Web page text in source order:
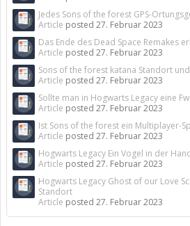
Jedes Sons of the forest GPS-
Article posted 27. Februar 2023
Das Ende des Dead Space Remakes
Article posted 27. Februar 2023
Sons of the forest katana Standort
Article posted 27. Februar 2023
Sollte man in Hogwarts Legacy eine
Article posted 27. Februar 2023
Ist Sons of the forest ein Multiplayer-
Article posted 27. Februar 2023
Hogwarts Legacy Ein Vogel in der
Article posted 27. Februar 2023
Hogwarts Legacy Ghost of our Love
Standort
Article posted 27. Februar 2023